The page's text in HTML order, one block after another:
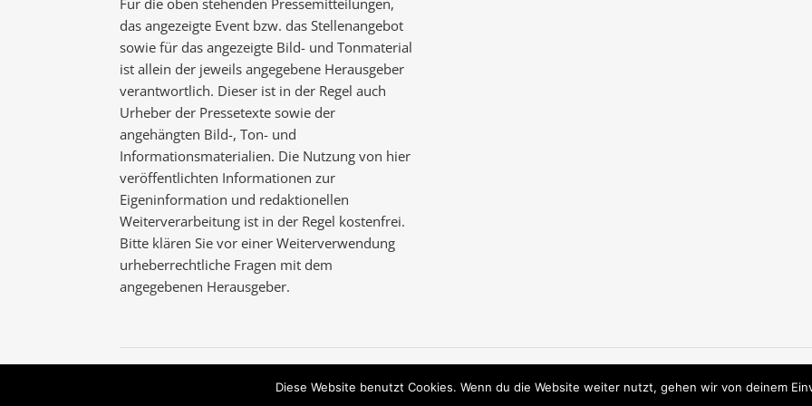
Für die oben stehenden Pressemitteilungen,
das angezeigte Event bzw. das Stellenangebot
sowie für das angezeigte Bild- und Tonmaterial
ist allein der jeweils angegebene Herausgeber
verantwortlich. Dieser ist in der Regel auch
Urheber der Pressetexte sowie der
angehängten Bild-, Ton- und
Informationsmaterialien. Die Nutzung von hier
veröffentlichten Informationen zur
Eigeninformation und redaktionellen
Weiterverarbeitung ist in der Regel kostenfrei.
Bitte klären Sie vor einer Weiterverwendung
urheberrechtliche Fragen mit dem
angegebenen Herausgeber.
Diese Website benutzt Cookies. Wenn du die Website weiter nutzt, gehen wir von deinem